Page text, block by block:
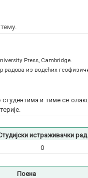
Press, Cambridge.
радова из водећих
и тиме се
истраживачки рад
0
Поена